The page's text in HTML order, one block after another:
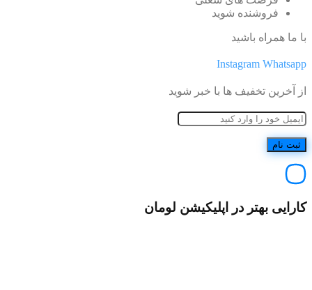
فروشنده شوید
با ما همراه باشید
Instagram Whatsapp
از آخرین تخفیف ها با خبر شوید
کارایی بهتر در اپلیکیشن لومان